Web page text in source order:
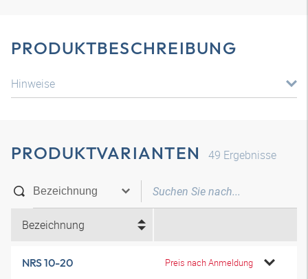
PRODUKTBESCHREIBUNG
Hinweise
PRODUKTVARIANTEN 49 Ergebnisse
Bezeichnung
NRS 10-20 Preis nach Anmeldung